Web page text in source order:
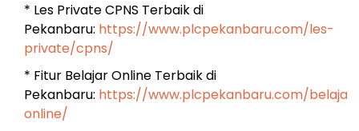
* Les Private CPNS Terbaik di
Pekanbaru: https://www.plcpekanbaru.com/les-
private/cpns/
* Fitur Belajar Online Terbaik di
Pekanbaru: https://www.plcpekanbaru.com/
online/